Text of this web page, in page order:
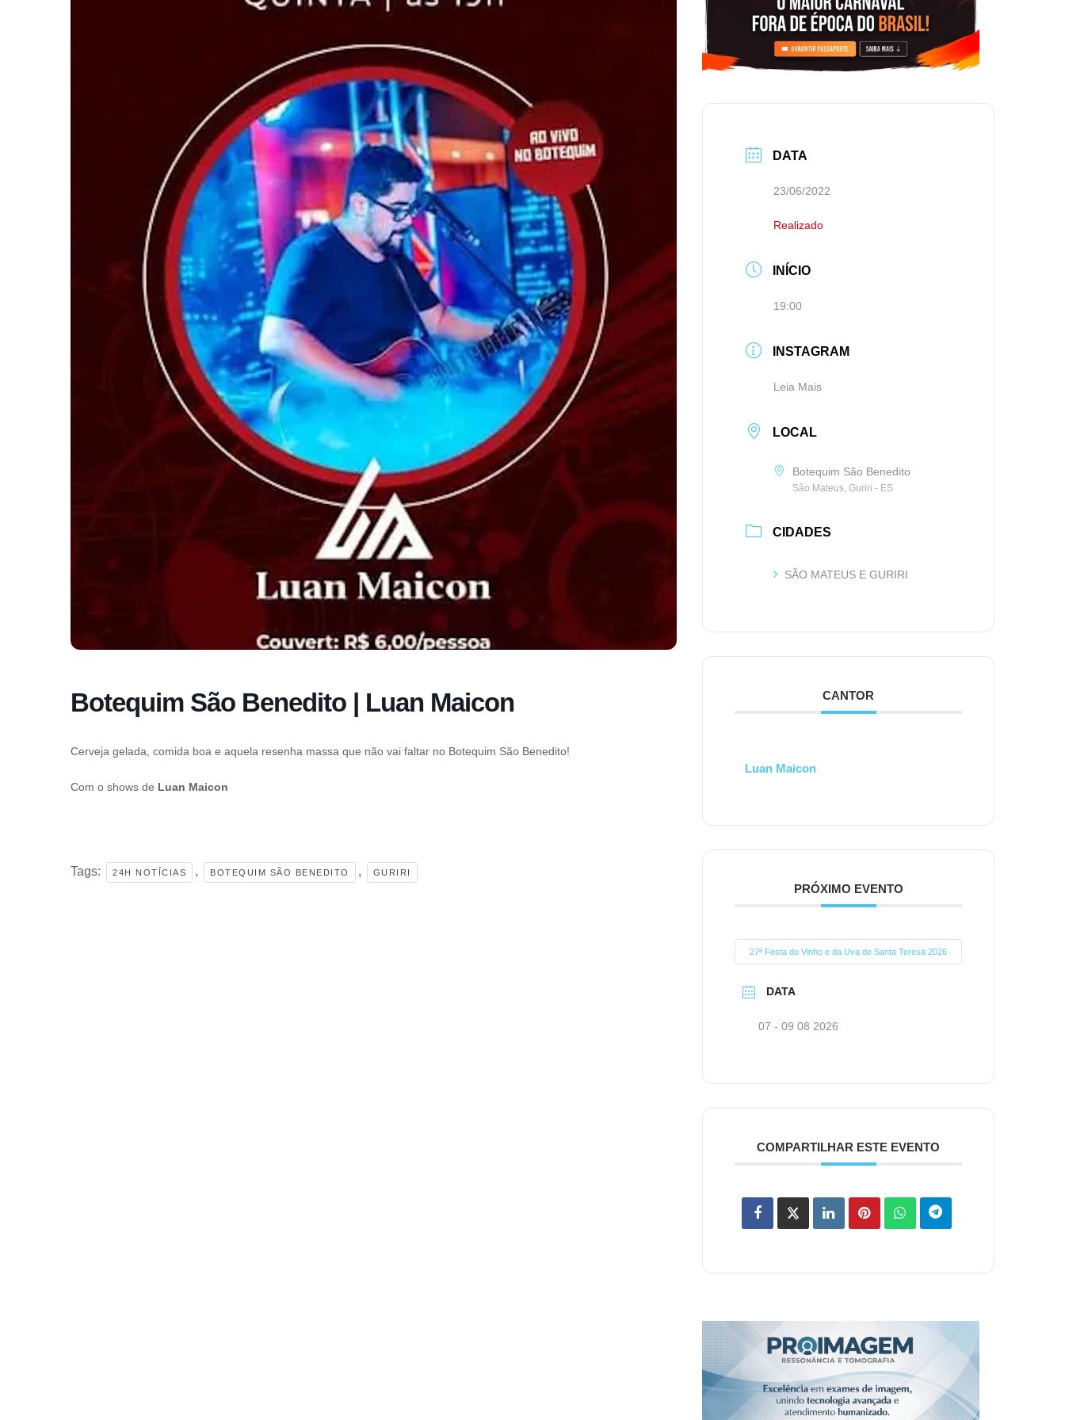
Botequim São Benedito | Luan Maicon
Cerveja gelada, comida boa e aquela resenha massa que não vai faltar no Botequim São Benedito!
Com o shows de Luan Maicon
Tags: 24H NOTÍCIAS , BOTEQUIM SÃO BENEDITO , GURIRI
DATA
23/06/2022
Realizado
INÍCIO
19:00
INSTAGRAM
Leia Mais
LOCAL
Botequim São Benedito
São Mateus, Guriri - ES
CIDADES
SÃO MATEUS E GURIRI
CANTOR
Luan Maicon
PRÓXIMO EVENTO
27ª Festa do Vinho e da Uva de Santa Teresa 2026
DATA
07 - 09 08 2026
COMPARTILHAR ESTE EVENTO